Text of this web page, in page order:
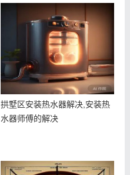
拱墅区安装热水器解决,安装热
水器师傅的解决